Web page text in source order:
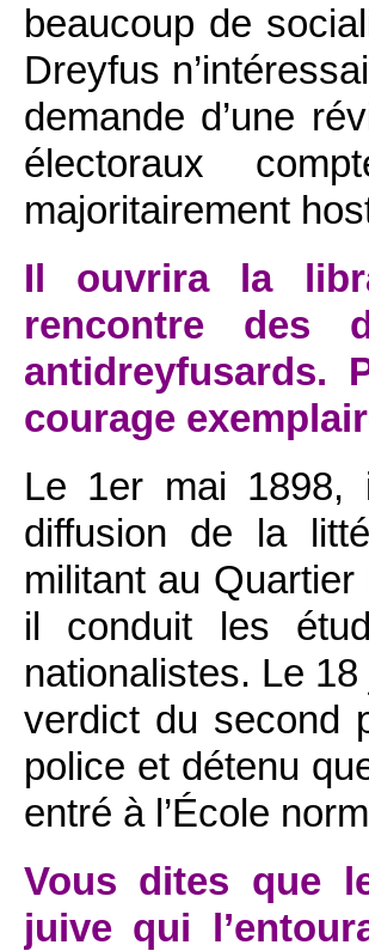
beaucoup de
Dreyfus
demande d’une
électoraux
majoritairement
Il ouvrira la
rencontre des
antidreyfusards.
courage
Le 1er mai 1898,
diffusion de la
militant au
il conduit les
nationalistes. Le
verdict du second
police et détenu
entré à l’École
Vous dites que
juive qui